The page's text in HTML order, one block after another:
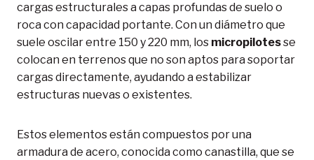
cargas estructurales a capas profundas de suelo o
roca con capacidad portante. Con un diámetro que
suele oscilar entre 150 y 220 mm, los micropilotesse
colocan en terrenos que no son aptos para soportar
cargas directamente, ayudando a estabilizar
estructuras nuevas o existentes.
Estos elementos están compuestos por una
armadura de acero, conocida como canastilla, que se